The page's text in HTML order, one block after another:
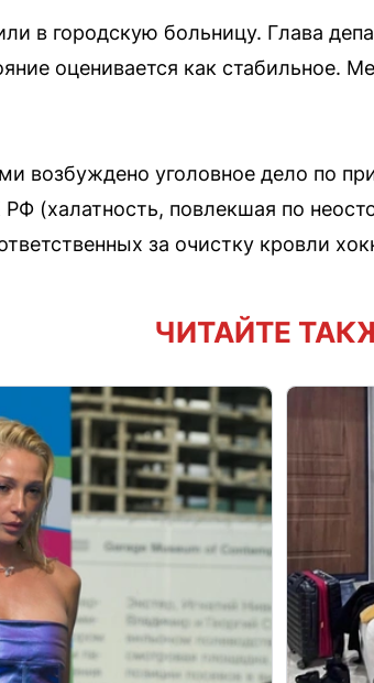
в городскую больницу. Глава
оценивается как стабильное.
возбуждено уголовное дело по
(халатность, повлекшая по
за очистку кровли
ЧИТАЙТЕ